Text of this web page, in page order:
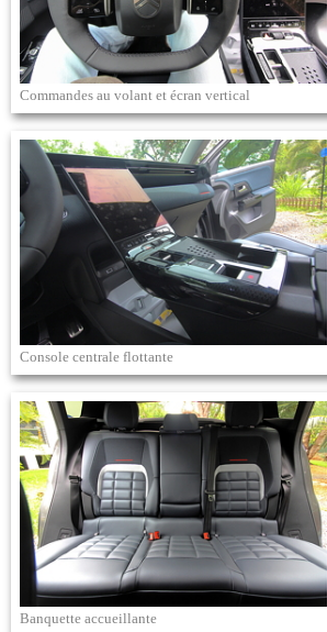
Commandes au volant et écran vertical
Console centrale flottante
Banquette accueillante